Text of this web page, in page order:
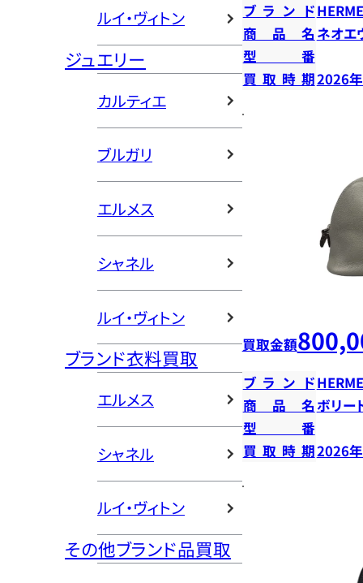
ルイ・ヴィトン
ジュエリー
カルティエ
ブルガリ
エルメス
シャネル
ルイ・ヴィトン
ブランド衣料買取
エルメス
シャネル
ルイ・ヴィトン
その他ブランド品買取
ブランド
商品名 ネオエ
型番
買取時期2026
買取金額
ブランド
商品名ボリー
型番
買取時期2026